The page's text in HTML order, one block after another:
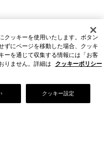
like
クッキーを使用いたします。ボタン
ずにページを移動した場合、クッキ
ーを通じて収集する情報には「お客
りません。詳細は
クッキーポリシー
クッキー設定